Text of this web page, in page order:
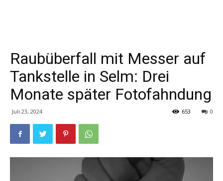
Raubüberfall mit Messer auf
Tankstelle in Selm: Drei
Monate später Fotofahndung
Juli 23, 2024 0
653